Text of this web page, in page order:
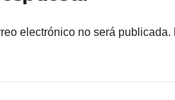
electrónico no será publicada.